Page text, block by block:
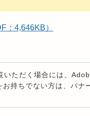
：4,646KB）
いただく場合には、
持ちでない方は、バナ